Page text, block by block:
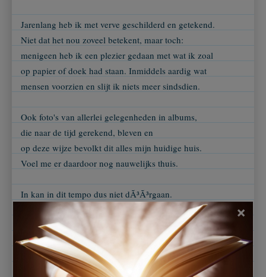
Jarenlang heb ik met verve geschilderd en getekend.
Niet dat het nou zoveel betekent, maar toch:
menigeen heb ik een plezier gedaan met wat ik zoal
op papier of doek had staan. Inmiddels aardig wat
mensen voorzien en slijt ik niets meer sindsdien.
Ook foto's van allerlei gelegenheden in albums,
die naar de tijd gerekend, bleven en
op deze wijze bevolkt dit alles mijn huidige huis.
Voel me er daardoor nog nauwelijks thuis.
In kan in dit tempo dus niet dÃ³Ã³rgaan.
Waar lÃ¡Ã¡t ik dit alles, voortaan?
Ik heb niet het eeuwige leven en zal niet beleven
dat mijn producties een levenslang bestaan is gegund.
Ik zal nÃ³g vaker moeten selecteren, maar dit -vooral
met foto's- nooit gekund.....
×